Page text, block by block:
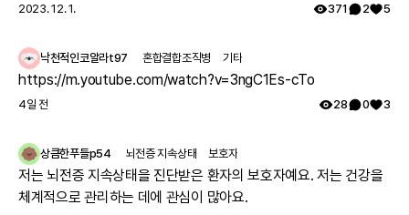
2023. 12. 1. 371 2 5
낙천적인코알라t97 혼합결합조직병 기타
https://m.youtube.com/watch?v=3ngC1Es-cTo
4일 전 28 0 3
상큼한푸들p54 뇌전증 지속상태 보호자
저는 뇌전증 지속상태을 진단받은 환자의 보호자예요. 저는 건강을
체계적으로 관리하는 데에 관심이 많아요.